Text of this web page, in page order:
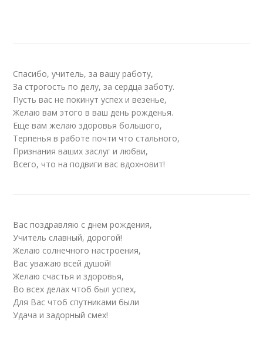
Спасибо, учитель, за вашу работу,
За строгость по делу, за сердца заботу.
Пусть вас не покинут успех и везенье,
Желаю вам этого в ваш день рожденья.
Еще вам желаю здоровья большого,
Терпенья в работе почти что стального,
Признания ваших заслуг и любви,
Всего, что на подвиги вас вдохновит!
Вас поздравляю с днем рождения,
Учитель славный, дорогой!
Желаю солнечного настроения,
Вас уважаю всей душой!
Желаю счастья и здоровья,
Во всех делах чтоб был успех,
Для Вас чтоб спутниками были
Удача и задорный смех!